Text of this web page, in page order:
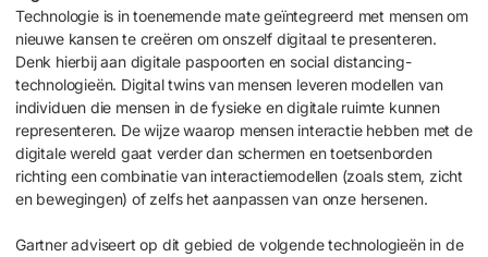
Technologie is in toenemende mate geïntegreerd met mensen om
nieuwe kansen te creëren om onszelf digitaal te presenteren.
Denk hierbij aan digitale paspoorten en social distancing-
technologieën. Digital twins van mensen leveren modellen van
individuen die mensen in de fysieke en digitale ruimte kunnen
representeren. De wijze waarop mensen interactie hebben met de
digitale wereld gaat verder dan schermen en toetsenborden
richting een combinatie van interactiemodellen (zoals stem, zicht
en bewegingen) of zelfs het aanpassen van onze hersenen.
Gartner adviseert op dit gebied de volgende technologieën in de